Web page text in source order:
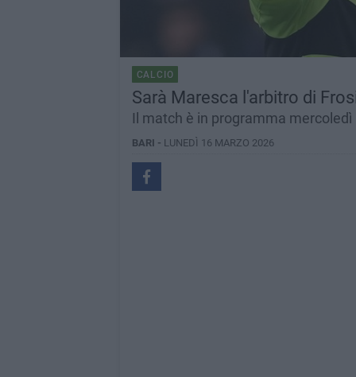
CALCIO
Sarà Maresca l'arbitro di
Il match è in programma
BARI - LUNEDÌ 16 MARZO 2026